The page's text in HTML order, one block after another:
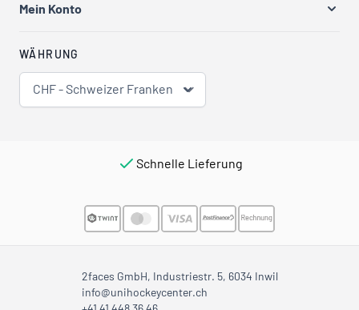
Mein Konto
WÄHRUNG
CHF - Schweizer Franken
Schnelle Lieferung
2faces GmbH, Industriestr. 5, 6034 Inwil
info@unihockeycenter.ch